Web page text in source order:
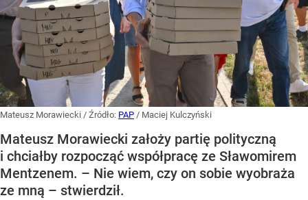
Mateusz Morawiecki / Źródło: PAP / Maciej Kulczyński
Mateusz Morawiecki założy partię polityczną
i chciałby rozpocząć współpracę ze Sławomirem
Mentzenem. – Nie wiem, czy on sobie wyobraża
ze mną – stwierdził.